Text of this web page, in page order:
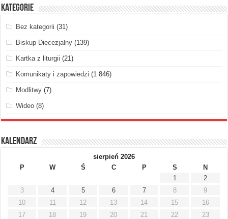
Kategorie
Bez kategorii (31)
Biskup Diecezjalny (139)
Kartka z liturgii (21)
Komunikaty i zapowiedzi (1 846)
Modlitwy (7)
Wideo (8)
Kalendarz
sierpień 2026
P
W Ś C P S
N
1
2
3
4 5 6 7 8
9
10
11 12 13 14 15
16
17
18 19 20 21 22
23